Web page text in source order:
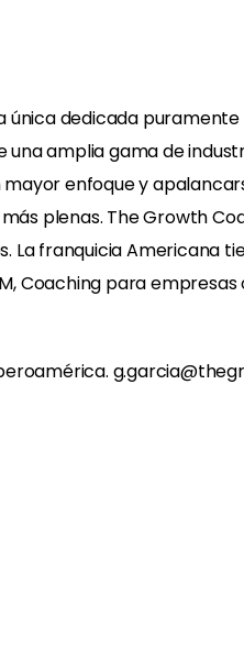
única dedicada
amplia gama de
enfoque y
plenas. The Growth
franquicia Americana
Coaching para